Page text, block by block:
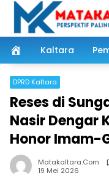
Langsung
konten
Kaltara
DPRD Kaltara
Reses di
Nasir Dengar
Honor Imam-
Matakaltara.com
19 Mei 2026